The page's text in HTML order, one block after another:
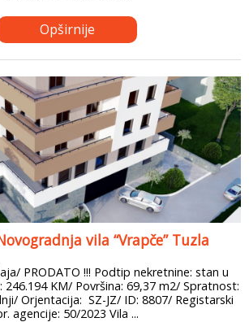
Opširnije
vila “Vrapče” Tuzla
PRODATO !!! Podtip nekretnine: stan u
KM/ Površina: 69,37 m2/ Spratnost:
Orjentacija: SZ-JZ/ ID: 8807/ Registarski
agencije: 50/2023 Vila ...